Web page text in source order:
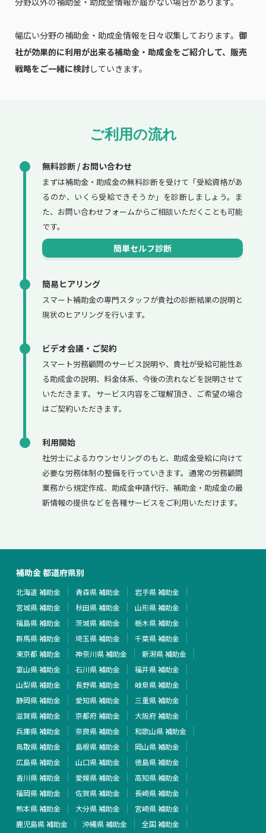
幅広い分野の補助金・助成金情報を日々収集しております。 御
社が効果的に利用が出来る補助金・助成金をご紹介して、販売
戦略をご一緒に検討していきます。
ご利用の流れ
無料診断 / お問い合わせ
まずは補助金・助成金の無料診断を受けて「受給資格があ
るのか、いくら受給できそうか」を診断しましょう。ま
た、お問い合わせフォームからご相談いただくことも可能
です。
簡単セルフ診断
簡易ヒアリング
スマート補助金の専門スタッフが貴社の診断結果の説明と
現状のヒアリングを行います。
ビデオ会議・ご契約
スマート労務顧問のサービス説明や、貴社が受給可能性あ
る助成金の説明、料金体系、今後の流れなどを説明させて
いただきます。サービス内容をご理解頂き、ご希望の場合
はご契約いただきます。
利用開始
社労士によるカウンセリングのもと、助成金受給に向けて
必要な労務体制の整備を行っていきます。通常の労務顧問
業務から規定作成、助成金申請代行、補助金・助成金の最
新情報の提供などを各種サービスをご利用いただけます。
補助金 都道府県別
北海道 補助金 青森県 補助金
岩手県 補助金
宮城県 補助金
秋田県 補助金
山形県 補助金
福島県 補助金
茨城県 補助金
栃木県 補助金
群馬県 補助金
埼玉県 補助金
千葉県 補助金
東京都 補助金
神奈川県 補助金
新潟県 補助金
富山県 補助金
石川県 補助金
福井県 補助金
山梨県 補助金
長野県 補助金
岐阜県 補助金
静岡県 補助金
愛知県 補助金
三重県 補助金
滋賀県 補助金
京都府 補助金
大阪府 補助金
兵庫県 補助金
奈良県 補助金
和歌山県 補助金
鳥取県 補助金
島根県 補助金
岡山県 補助金
広島県 補助金
山口県 補助金
徳島県 補助金
香川県 補助金
愛媛県 補助金
高知県 補助金
福岡県 補助金
佐賀県 補助金
長崎県 補助金
熊本県 補助金
大分県 補助金
宮崎県 補助金
鹿児島県 補助金
沖縄県 補助金
全国 補助金